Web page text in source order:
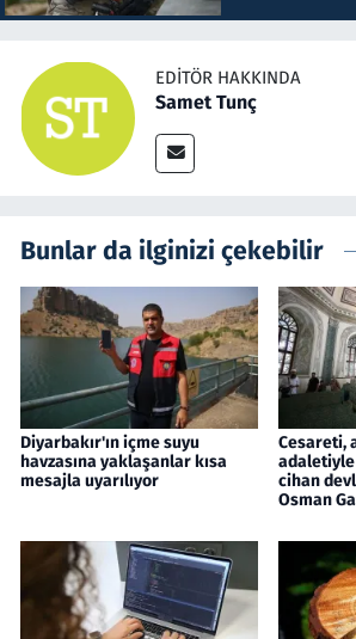
EDITÖR HAKKINDA
Samet Tunç
Bunlar da ilginizi çekebilir
Diyarbakır'ın içme suyu
havzasına yaklaşanlar kısa
mesajla uyarılıyor
Cesareti,
cihan
Osman